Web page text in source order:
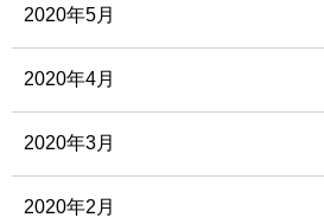
2020年5月
2020年4月
2020年3月
2020年2月